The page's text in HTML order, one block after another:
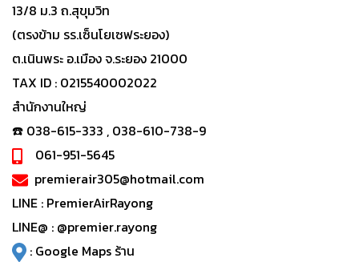
13/8 ม.3 ถ.สุขุมวิท
(ตรงข้าม รร.เซ็นโยเซฟระยอง)
ต.เนินพระ อ.เมือง จ.ระยอง 21000
TAX ID : 0215540002022
สำนักงานใหญ่
☎️ 038-615-333 , 038-610-738-9
061-951-5645
premierair305@hotmail.com
LINE : PremierAirRayong
LINE@ : @premier.rayong
: Google Maps ร้าน